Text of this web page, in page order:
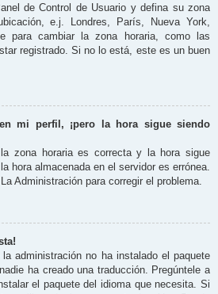
de Control de Usuario y defina su zona
e.j. Londres, París, Nueva York,
para cambiar la zona horaria, como las
registrado. Si no lo está, este es un buen
mi perfil, ¡pero la hora sigue siendo
zona horaria es correcta y la hora sigue
hora almacenada en el servidor es errónea.
Administración para corregir el problema.
administración no ha instalado el paquete
ha creado una traducción. Pregúntele a
el paquete del idioma que necesita. Si